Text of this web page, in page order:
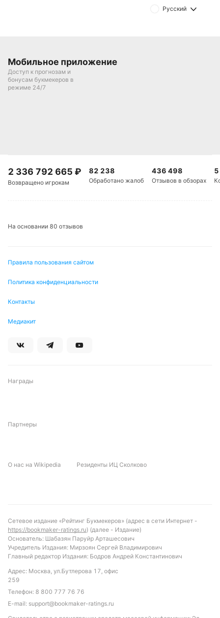
Русский
Мобильное приложение
Доступ к прогнозам и
бонусам букмекеров в
режиме 24/7
2 336 792 665 ₽
Возвращено игрокам
82 238
Обработано жалоб
436 498
Отзывов в обзорах
На основании 80 отзывов
Правила пользования сайтом
Политика конфиденциальности
Контакты
Медиакит
Награды
Партнеры
О нас на Wikipedia Резиденты ИЦ Сколково
Сетевое издание «Рейтинг Букмекеров» (адрес в сети Интернет -
https://bookmaker-ratings.ru) (далее - Издание)
Основатель: Шабазян Паруйр Арташесович
Учредитель Издания: Мирзоян Сергей Владимирович
Главный редактор Издания: Бодров Андрей Константинович
Адрес: Москва, ул.Бутлерова 17, офис
259
Телефон: 8 800 777 76 76
E-mail: support@bookmaker-ratings.ru